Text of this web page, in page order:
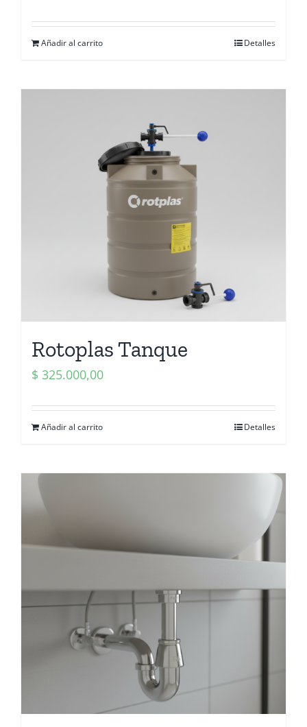
Añadir al carrito Detalles
Rotoplas Tanque
$ 325.000,00
Añadir al carrito Detalles